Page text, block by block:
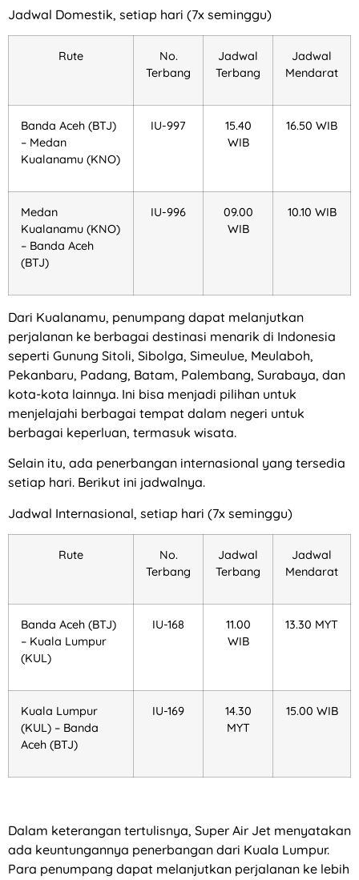
Jadwal Domestik, setiap hari (7x seminggu)
Rute
No.
Terbang
Jadwal
Terbang
Jadwal
Mendarat
Banda Aceh (BTJ)
– Medan
Kualanamu (KNO)
IU-997
15.40
WIB
16.50 WIB
Medan
Kualanamu (KNO)
– Banda Aceh
(BTJ)
IU-996
09.00
WIB
10.10 WIB
Dari Kualanamu, penumpang dapat melanjutkan
perjalanan ke berbagai destinasi menarik di Indonesia
seperti Gunung Sitoli, Sibolga, Simeulue, Meulaboh,
Pekanbaru, Padang, Batam, Palembang, Surabaya, dan
kota-kota lainnya. Ini bisa menjadi pilihan untuk
menjelajahi berbagai tempat dalam negeri untuk
berbagai keperluan, termasuk wisata.
Selain itu, ada penerbangan internasional yang tersedia
setiap hari. Berikut ini jadwalnya.
Jadwal Internasional, setiap hari (7x seminggu)
Rute
No.
Terbang
Jadwal
Terbang
Jadwal
Mendarat
Banda Aceh (BTJ)
– Kuala Lumpur
(KUL)
IU-168
11.00
WIB
13.30 MYT
Kuala Lumpur
(KUL) – Banda
Aceh (BTJ)
IU-169
14.30
MYT
15.00 WIB
Dalam keterangan tertulisnya, Super Air Jet menyatakan
ada keuntungannya penerbangan dari Kuala Lumpur.
Para penumpang dapat melanjutkan perjalanan ke lebih